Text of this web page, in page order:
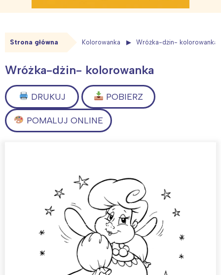
Strona główna Kolorowanka Wróżka-dżin- kolorowanka
Wróżka-dżin- kolorowanka
DRUKUJ POBIERZ
POMALUJ ONLINE